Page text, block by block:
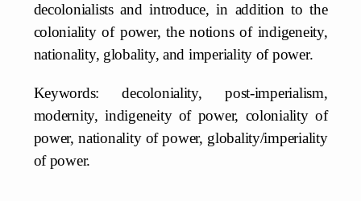
decolonialists and introduce, in addition to the
coloniality of power, the notions of indigeneity,
nationality, globality, and imperiality of power.
Keywords: decoloniality, post-imperialism,
modernity, indigeneity of power, coloniality of
power, nationality of power, globality/imperiality
of power.